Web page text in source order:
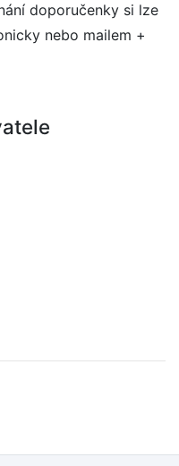
doporučenky si lze
nebo mailem +